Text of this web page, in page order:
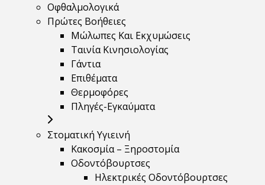
Οφθαλμολογικά
Πρώτες Βοήθειες
Μώλωπες Και Εκχυμώσεις
Ταινία Κινησιολογίας
Γάντια
Επιθέματα
Θερμοφόρες
Πληγές-Εγκαύματα
Στοματική Υγιεινή
Κακοσμία – Ξηροστομία
Οδοντόβουρτσες
Ηλεκτρικές Οδοντόβουρτσες